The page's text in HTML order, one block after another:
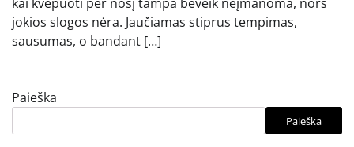
jokios slogos nėra. Jaučiamas stiprus tempimas,
sausumas, o bandant […]
Paieška
Paieška